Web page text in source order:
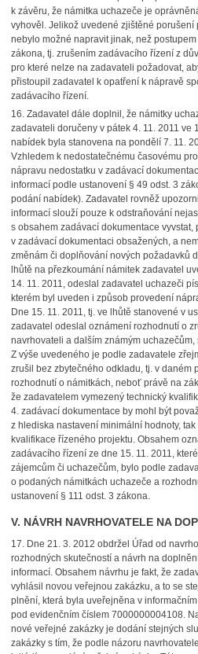
k závěru, že námitka uchazeče je
vyhověl. Jelikož uvedené zjištěné
nebylo možné napravit jinak, než
zákona, tj. zrušením zadávacího řízení z
pro které nelze na zadavateli požadovat,
přistoupil zadavatel k opatření k nápravě
zadávacího řízení.
16. Zadavatel dále doplnil, že námitky
zadavateli doručeny v pátek 4. 11. 2011 ve
nabídek byla stanovena na pondělí 7. 11.
Vzhledem k nedostatečnému časovému
nápravu nedostatku v zadávací
informací podle ustanovení § 49 odst. 3
podání nabídek). Zadavatel rovněž
informací slouží pouze k odstraňování
s obsahem zadávací dokumentace vyvstat,
v zadávací dokumentaci obsažených, a
změnám či doplňování nových požadavků
lhůtě na přezkoumání námitek zadavatel
14. 11. 2011, odeslal zadavatel uchazeči
kterém byl uveden i způsob provedení
Dne 15. 11. 2011, tj. ve lhůtě stanovené v
zadavatel odeslal oznámení rozhodnutí o
navrhovateli a dalším známým
Z výše uvedeného je podle zadavatele
zrušil bez zbytečného odkladu, tj. v daném
rozhodnutí o námitkách, neboť právě na
že zadavatelem vymezený technický
4. zadávací dokumentace by mohl být
z hlediska nastavení minimální hodnoty,
kvalifikace řízeného projektu. Obsahem
zadávacího řízení ze dne 15. 11. 2011,
zájemcům či uchazečům, bylo podle
o podaných námitkách uchazeče a
ustanovení § 111 odst. 3 zákona.
V. NÁVRH NAVRHOVATELE NA
17. Dne 21. 3. 2012 obdržel Úřad od
rozhodných skutečností a návrh na
informací. Obsahem návrhu je fakt, že
vyhlásil novou veřejnou zakázku, a to se
plnění, která byla uveřejněna v
pod evidenčním číslem 7000000004108.
nové veřejné zakázky je dodání stejných
zakázky s tím, že podle názoru